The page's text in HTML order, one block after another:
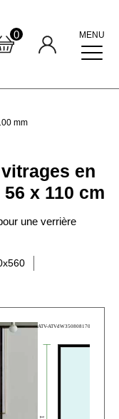
0 MENU
mm
en
x 110 cm
une verrière